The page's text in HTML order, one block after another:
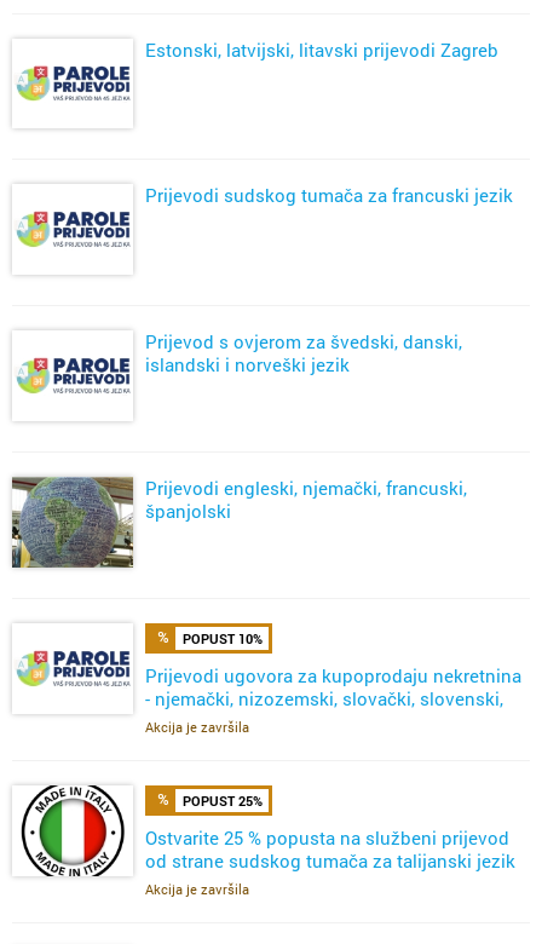
Estonski, latvijski, litavski prijevodi Zagreb
Prijevodi sudskog tumača za francuski jezik
Prijevod s ovjerom za švedski, danski,
islandski i norveški jezik
Prijevodi engleski, njemački, francuski,
španjolski
POPUST 10%
Prijevodi ugovora za kupoprodaju nekretnina
- njemački, nizozemski, slovački, slovenski,
talijanski
Akcija je završila
POPUST 25%
Ostvarite 25 % popusta na službeni prijevod
od strane sudskog tumača za talijanski jezik
Akcija je završila